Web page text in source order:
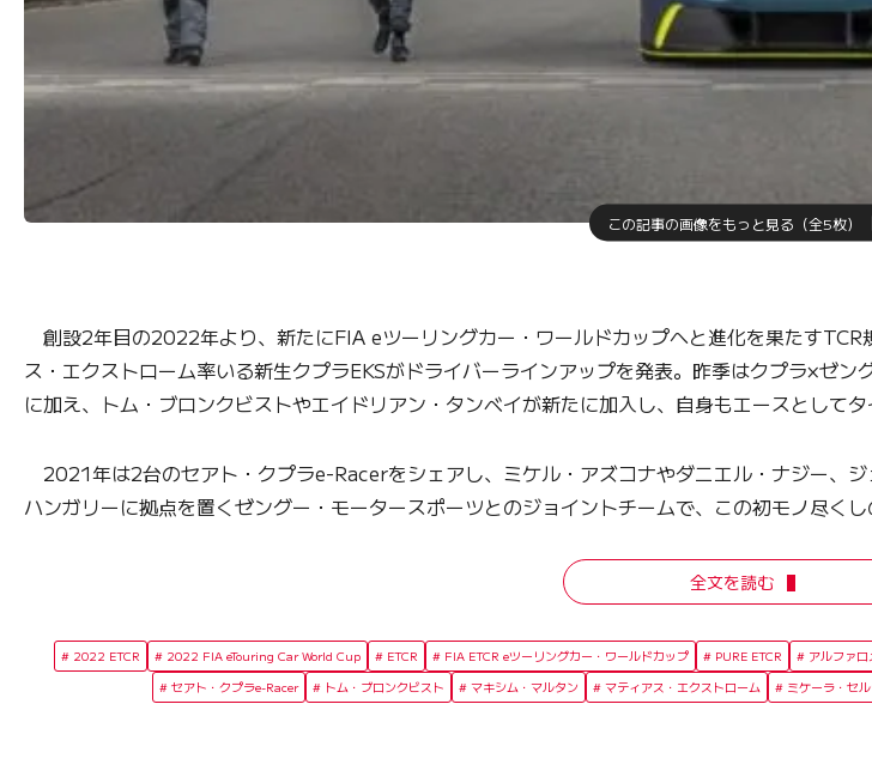
この記事の画像をもっと見る（全5枚）
創設2年目の2022年より、新たにFIA eツーリングカー・ワールドカップへと進化を果たす
ス・エクストローム率いる新生クプラEKSがドライバーラインアップを発表。昨季はクプラ×ゼ
に加え、トム・ブロンクビストやエイドリアン・タンベイが新たに加入し、自身もエースとしてタ
2021年は2台のセアト・クプラe-Racerをシェアし、ミケル・アズコナやダニエル・ナジー、ジ
ハンガリーに拠点を置くゼングー・モータースポーツとのジョイントチームで、この初モノ尽くし
全文を読む
2022 ETCR 2022 FIA eTouring Car World Cup ETCR FIA ETCR eツーリングカー・ワールドカップ PURE ETCR アルファ
セアト・クプラe-Racer
トム・ブロンクビスト マキシム・マルタン マティアス・エクストローム ミケーラ・セ